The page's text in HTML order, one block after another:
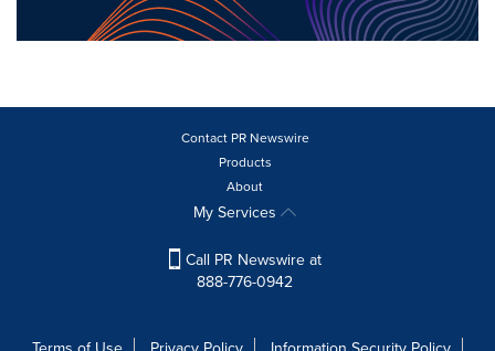
Contact PR Newswire
Products
About
My Services
Call PR Newswire at
888-776-0942